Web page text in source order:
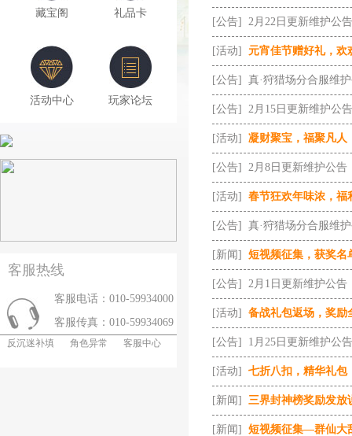
藏宝阁 礼品卡
活动中心 玩家论坛
客服热线
客服电话：010-59934000
客服传真：010-59934069
反沉迷补填 角色异常 客服中心
[公告] 2月22日更新维护公告
[活动] 元宵佳节赠好礼，欢
[公告] 真·狩猎场分合服维
[公告] 2月15日更新维护公告
[活动] 凝财聚宝，福聚凡人
[公告] 2月8日更新维护公告
[活动] 春节狂欢年味浓，福
[公告] 真·狩猎场分合服维
[新闻] 短视频征集，获奖名
[公告] 2月1日更新维护公告
[活动] 备战礼包返场，奖励
[公告] 1月25日更新维护公告
[活动] 七折八扣，精华礼包
[新闻] 三界封神榜奖励发放
[新闻] 短视频征集—群仙大